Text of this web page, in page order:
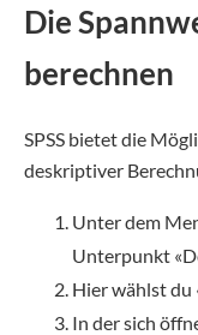
Die
berechnen
SPSS bietet die
deskriptiver
Unter dem
Unterpunkt
Hier wählst du
In der sich